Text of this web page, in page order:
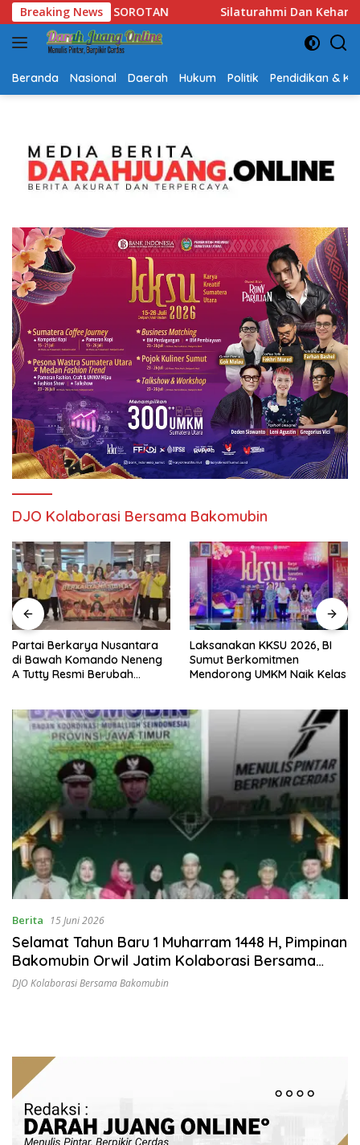
Langsung
ke
konten
Breaking News
Dan Keharmonisan Antar Umat Beragama, Gubernur
Beranda Nasional Daerah Hukum Politik Pendidikan &
DJO Kolaborasi Bersama Bakomubin
Partai Berkarya Nusantara
di Bawah Komando Neneng
A Tutty Resmi Berubah
Laksanakan KKSU 2026, BI
Sumut Berkomitmen
Mendorong UMKM Naik Kelas
Berita 15 Juni 2026
Selamat Tahun Baru 1 Muharram 1448 H, Pimpinan
Bakomubin Orwil Jatim Kolaborasi Bersama
Darah Juang Online
DJO Kolaborasi Bersama Bakomubin